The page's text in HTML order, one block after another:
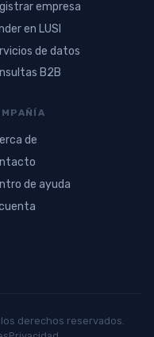
empresa
en LUSI
de datos
B2B
de
de ayuda
derechos reservados.